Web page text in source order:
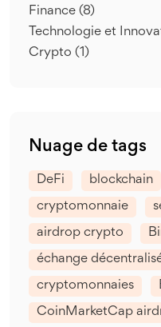
Finance (8)
Technologie et
Crypto (1)
Nuage de tags
DeFi blockchain
cryptomonnaie
airdrop crypto
échange
cryptomonnaies
CoinMarketCap